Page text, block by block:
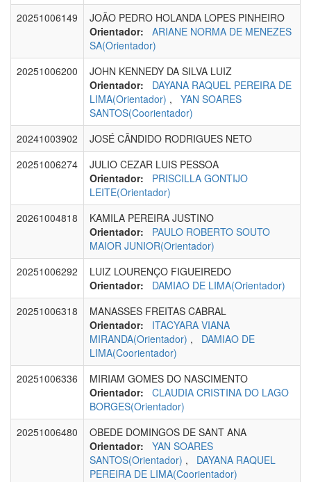
20251006149
JOÃO PEDRO HOLANDA LOPES PINHEIRO
Orientador:
ARIANE NORMA DE MENEZES
SA(Orientador)
20251006200
JOHN KENNEDY DA SILVA LUIZ
Orientador:
DAYANA RAQUEL PEREIRA DE
LIMA(Orientador) , YAN SOARES
SANTOS(Coorientador)
20241003902
JOSÉ CÂNDIDO RODRIGUES NETO
20251006274
JULIO CEZAR LUIS PESSOA
Orientador:
PRISCILLA GONTIJO
LEITE(Orientador)
20261004818
KAMILA PEREIRA JUSTINO
Orientador:
PAULO ROBERTO SOUTO
MAIOR JUNIOR(Orientador)
20251006292
LUIZ LOURENÇO FIGUEIREDO
Orientador:
DAMIAO DE LIMA(Orientador)
20251006318
MANASSES FREITAS CABRAL
Orientador:
ITACYARA VIANA
MIRANDA(Orientador) , DAMIAO DE
LIMA(Coorientador)
20251006336
MIRIAM GOMES DO NASCIMENTO
Orientador:
CLAUDIA CRISTINA DO LAGO
BORGES(Orientador)
20251006480
OBEDE DOMINGOS DE SANT ANA
Orientador:
YAN SOARES
SANTOS(Orientador) , DAYANA RAQUEL
PEREIRA DE LIMA(Coorientador)